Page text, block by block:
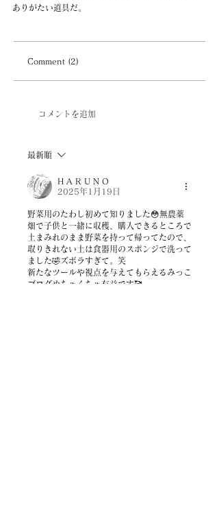
ありがたい道具だ。
Comment (2)
コメントを追加
最新順
H A R U N O
2025年1月19日
野菜用のたわし初めて知りました😳無農薬
畑で子供と一緒に収穫、購入できるところで
土まみれのまま野菜を持って帰ってたので、
取りきれない土は食器用のスポンジで洗って
ました🤣ズボラすぎて。笑
新たなツールや視点を与えてもらえるみっこ
ブログめちゃくちゃ有益です🥰